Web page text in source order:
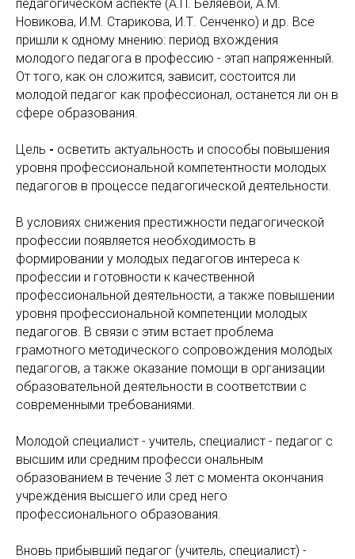
педагогическом аспекте (А.П. Беляевой, А.М.
Новикова, И.М. Старикова, И.Т. Сенченко) и др. Все
пришли к одному мнению: период вхождения
молодого педагога в профессию - этап напряженный.
От того, как он сложится, зависит, состоится ли
молодой педагог как профессионал, останется ли он в
сфере образования.
Цель - осветить актуальность и способы повышения
уровня профессиональной компетентности молодых
педагогов в процессе педагогической деятельности.
В условиях снижения престижности педагогической
профессии появляется необходимость в
формировании у молодых педагогов интереса к
профессии и готовности к качественной
профессиональной деятельности, а также повышении
уровня профессиональной компетенции молодых
педагогов. В связи с этим встает проблема
грамотного методического сопровождения молодых
педагогов, а также оказание помощи в организации
образовательной деятельности в соответствии с
современными требованиями.
Молодой специалист - учитель, специалист - педагог с
высшим или средним професси ональным
образованием в течение 3 лет с момента окончания
учреждения высшего или сред него
профессионального образования.
Вновь прибывший педагог (учитель, специалист) -